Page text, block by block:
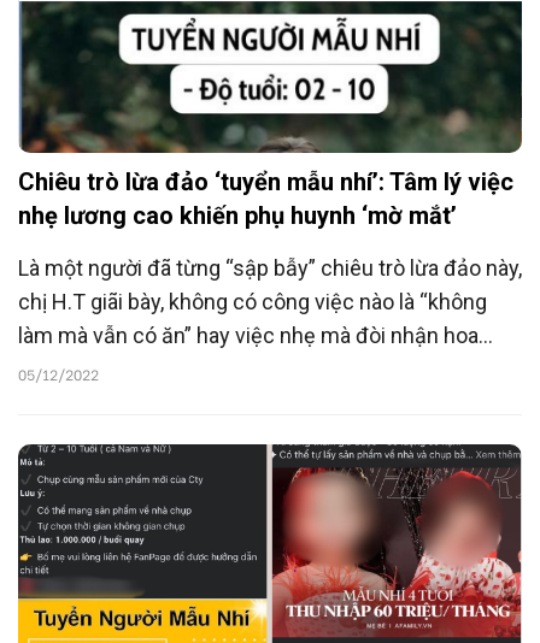
Chiêu trò lừa đảo ‘tuyển mẫu nhí’: Tâm lý việc
nhẹ lương cao khiến phụ huynh ‘mờ mắt’
Là một người đã từng “sập bẫy” chiêu trò lừa đảo này,
chị H.T giãi bày, không có công việc nào là “không
làm mà vẫn có ăn” hay việc nhẹ mà đòi nhận hoa
hồng cao,... tất cả đều là chiêu trò lừa đảo.
05/12/2022